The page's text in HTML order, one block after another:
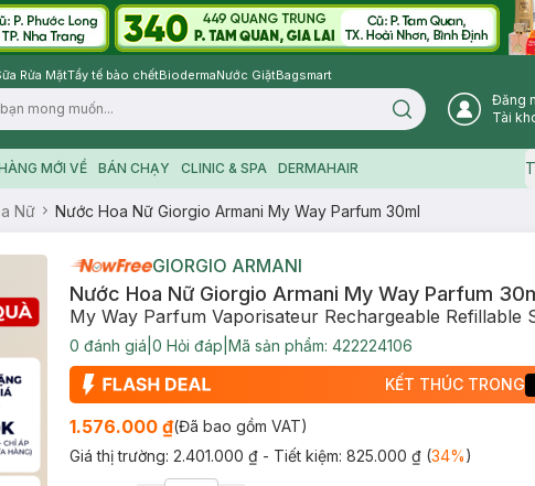
Rửa MặtTẩy tế bào chếtBiodermaNước GiặtBagsmart
Search icon
Đăng
Tài
MỚI VỀ BÁN CHẠY CLINIC & SPA DERMAHAIR
Nữ Nước Hoa Nữ Giorgio Armani My Way Parfum 30ml
GIORGIO ARMANI
Nước Hoa Nữ Giorgio Armani My Way Parfum
My Way Parfum Vaporisateur Rechargeable Refillable
0 đánh giá 0 Hỏi đáp Mã sản phẩm: 422224106
KẾT THÚC TRONG
1.576.000 ₫(Đã bao gồm VAT)
Giá thị trường: 2.401.000 ₫ - Tiết kiệm: 825.000 ₫(34%)